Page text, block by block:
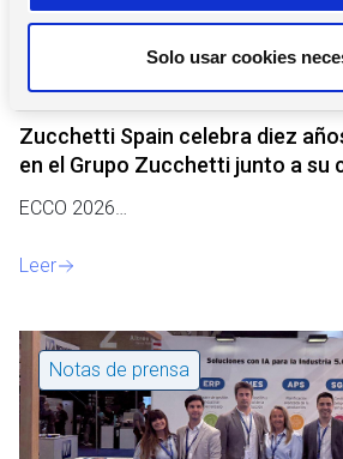
n
m
t
Solo usar cookies
14 de mayo de 2026
Zucchetti Spain celebra diez
en el Grupo Zucchetti junto a su
ECCO 2026…
Leer
Notas de prensa